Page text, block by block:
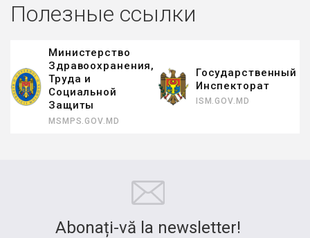
Полезные ссылки
Государственный
Инспекторат
ISM.GOV.MD
CNPM.MD
CNPM.MD
Abonați-vă la newsletter!